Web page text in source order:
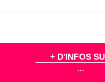
+ D'INFOS
...